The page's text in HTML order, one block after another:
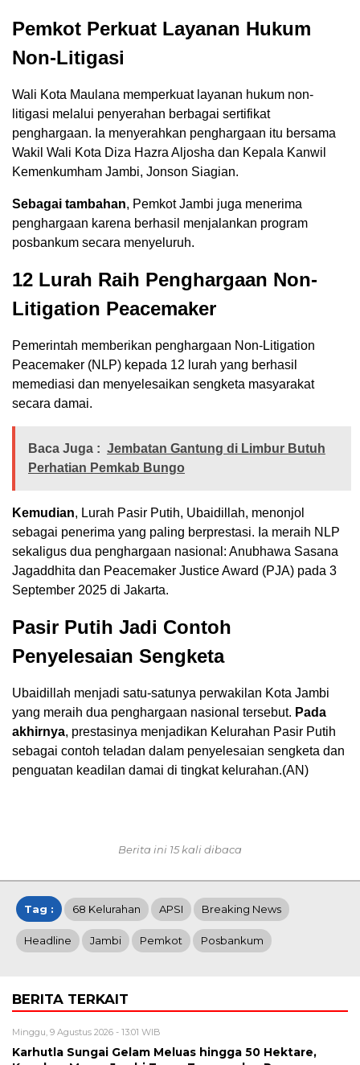
Pemkot Perkuat Layanan Hukum
Non-Litigasi
Wali Kota Maulana memperkuat layanan hukum non-
litigasi melalui penyerahan berbagai sertifikat
penghargaan. Ia menyerahkan penghargaan itu bersama
Wakil Wali Kota Diza Hazra Aljosha dan Kepala Kanwil
Kemenkumham Jambi, Jonson Siagian.
Sebagai tambahan, Pemkot Jambi juga menerima
penghargaan karena berhasil menjalankan program
posbankum secara menyeluruh.
12 Lurah Raih Penghargaan Non-
Litigation Peacemaker
Pemerintah memberikan penghargaan Non-Litigation
Peacemaker (NLP) kepada 12 lurah yang berhasil
memediasi dan menyelesaikan sengketa masyarakat
secara damai.
Baca Juga : Jembatan Gantung di Limbur Butuh
Perhatian Pemkab Bungo
Kemudian, Lurah Pasir Putih, Ubaidillah, menonjol
sebagai penerima yang paling berprestasi. Ia meraih NLP
sekaligus dua penghargaan nasional: Anubhawa Sasana
Jagaddhita dan Peacemaker Justice Award (PJA) pada 3
September 2025 di Jakarta.
Pasir Putih Jadi Contoh
Penyelesaian Sengketa
Ubaidillah menjadi satu-satunya perwakilan Kota Jambi
yang meraih dua penghargaan nasional tersebut. Pada
akhirnya, prestasinya menjadikan Kelurahan Pasir Putih
sebagai contoh teladan dalam penyelesaian sengketa dan
penguatan keadilan damai di tingkat kelurahan.(AN)
Berita ini 15 kali dibaca
Tag : 68 Kelurahan APSI Breaking News
Headline Jambi Pemkot Posbankum
BERITA TERKAIT
Minggu, 9 Agustus 2026 - 13:01 WIB
Karhutla Sungai Gelam Meluas hingga 50 Hektare,